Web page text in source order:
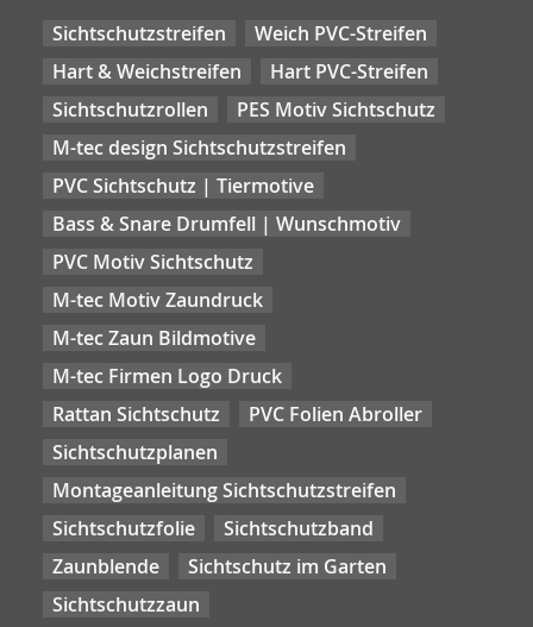
Sichtschutzstreifen
Weich PVC-Streifen
Hart & Weichstreifen
Hart PVC-Streifen
Sichtschutzrollen
PES Motiv Sichtschutz
M-tec design Sichtschutzstreifen
PVC Sichtschutz | Tiermotive
Bass & Snare Drumfell | Wunschmotiv
PVC Motiv Sichtschutz
M-tec Motiv Zaundruck
M-tec Zaun Bildmotive
M-tec Firmen Logo Druck
Rattan Sichtschutz
PVC Folien Abroller
Sichtschutzplanen
Montageanleitung Sichtschutzstreifen
Sichtschutzfolie
Sichtschutzband
Zaunblende
Sichtschutz im Garten
Sichtschutzzaun